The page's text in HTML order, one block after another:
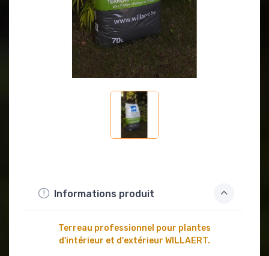
Informations produit
Terreau professionnel pour plantes
d'intérieur et d'extérieur WILLAERT.